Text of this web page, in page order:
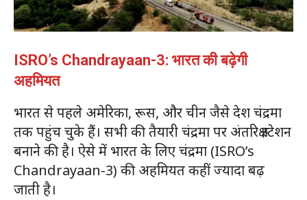
ISRO’s Chandrayaan-3: भारत की बढ़ेगी
अहमियत
भारत से पहले अमेरिका, रूस, और चीन जैसे देश चंद्रमा
तक पहुंच चुके हैं। सभी की तैयारी चंद्रमा पर अंतरिक्ष स्टेशन
बनाने की है। ऐसे में भारत के लिए चंद्रमा (ISRO’s
Chandrayaan-3) की अहमियत कहीं ज्यादा बढ़
जाती है।